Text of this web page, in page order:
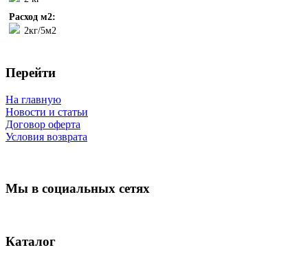
Расход м2:
2кг/5м2
Перейти
На главную
Новости и статьи
Договор оферта
Условия возврата
Мы в социальных сетях
Каталог